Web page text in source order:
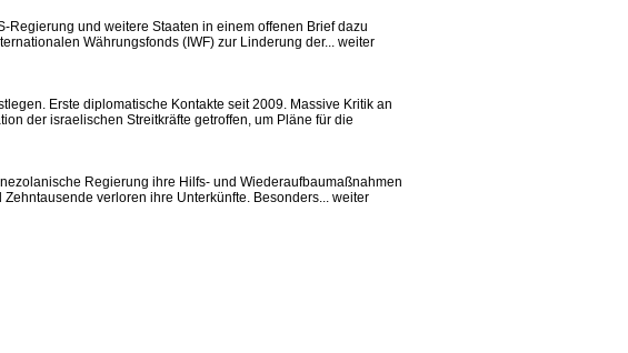
Regierung und weitere Staaten in einem offenen Brief dazu
Währungsfonds (IWF) zur Linderung der... weiter
Erste diplomatische Kontakte seit 2009. Massive Kritik an
der israelischen Streitkräfte getroffen, um Pläne für die
Regierung ihre Hilfs- und Wiederaufbaumaßnahmen
verloren ihre Unterkünfte. Besonders... weiter